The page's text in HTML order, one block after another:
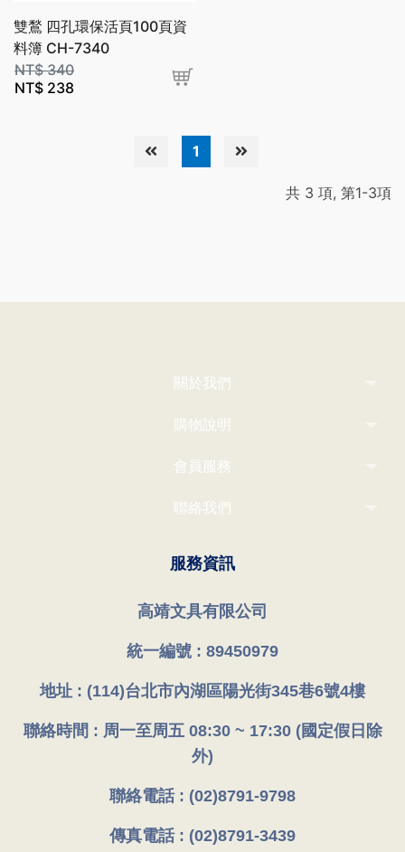
雙鶖 四孔環保活頁100頁資
料簿 CH-7340
NT$340
NT$ 238
1
共 3 項, 第1-3項
關於我們
購物說明
會員服務
聯絡我們
服務資訊
高靖文具有限公司
統一編號 : 89450979
地址 : (114)台北市內湖區陽光街345巷6號4樓
聯絡時間 : 周一至周五 08:30 ~ 17:30 (國定假日除
外)
聯絡電話 : (02)8791-9798
傳真電話 : (02)8791-3439